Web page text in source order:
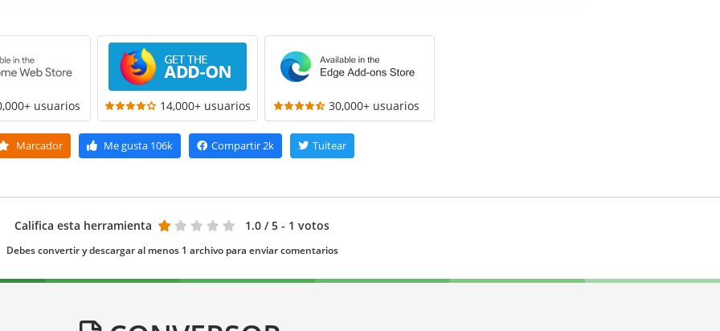
usuarios 14,000+ usuarios 30,000+ usuarios
Marcador Me gusta 106k Compartir2k Tuitear
Califica esta herramienta 1.0 / 5 - 1 votos
Debes convertir y descargar al menos 1 archivo para enviar comentarios